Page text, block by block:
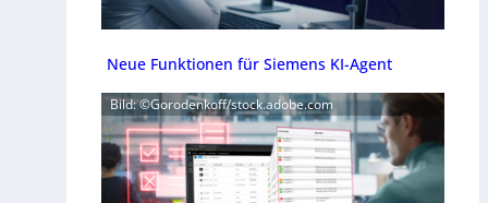
Neue Funktionen für Siemens KI-Agent
Bild: ©Gorodenkoff/stock.adobe.com